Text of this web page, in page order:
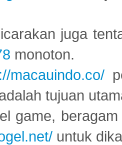
juga
monoton.
macauindo.co/
tujuan
game,
untuk